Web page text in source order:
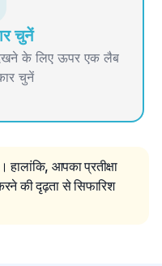
चुनें
के लिए ऊपर एक लैब
चुनें
हालांकि, आपका प्रतीक्षा
की दृढ़ता से सिफारिश